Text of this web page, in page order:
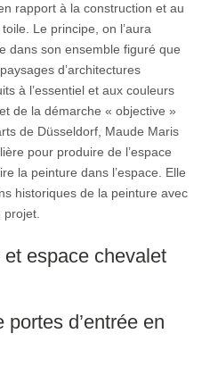
rapport à la construction et au
Le principe, on l’aura
dans son ensemble figuré que
d’architectures
à l’essentiel et aux couleurs
de la démarche « objective »
de Düsseldorf, Maude Maris
pour produire de l’espace
la peinture dans l’espace. Elle
historiques de la peinture avec
et espace chevalet
d’entrée en